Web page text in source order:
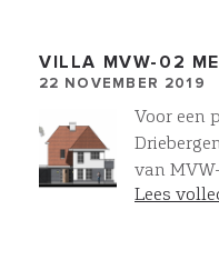
VILLA MVW-02
22 NOVEMBER 2019
Voor een
van
Lees